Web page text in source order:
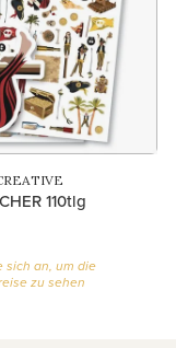
110tlg
sich an, um die
zu sehen